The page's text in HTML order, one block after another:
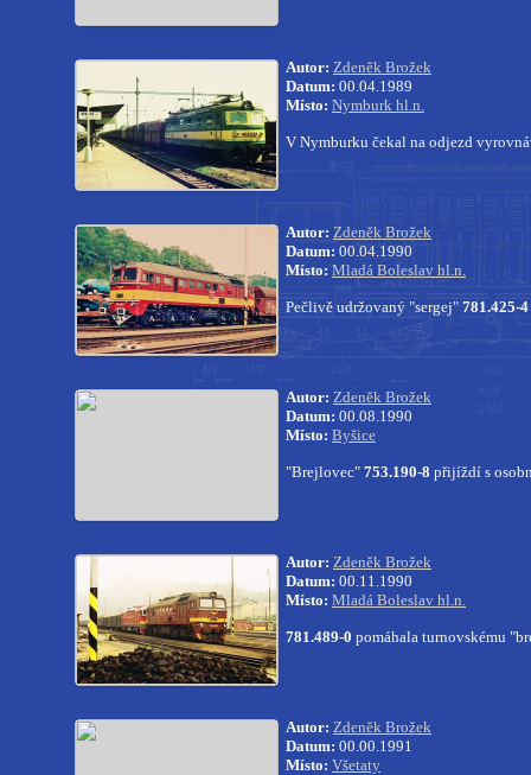
Autor: Zdeněk Brožek
Datum: 00.04.1989
Místo: Nymburk hl.n.
V Nymburku čekal na odjezd
Autor: Zdeněk Brožek
Datum: 00.04.1990
Místo: Mladá Boleslav hl.n.
Pečlivě udržovaný "sergej" 781.425-4
Autor: Zdeněk Brožek
Datum: 00.08.1990
Místo: Byšice
"Brejlovec" 753.190-8 přijíždí s
Autor: Zdeněk Brožek
Datum: 00.11.1990
Místo: Mladá Boleslav hl.n.
781.489-0 pomáhala turnovskému
Autor: Zdeněk Brožek
Datum: 00.00.1991
Místo: Všetaty